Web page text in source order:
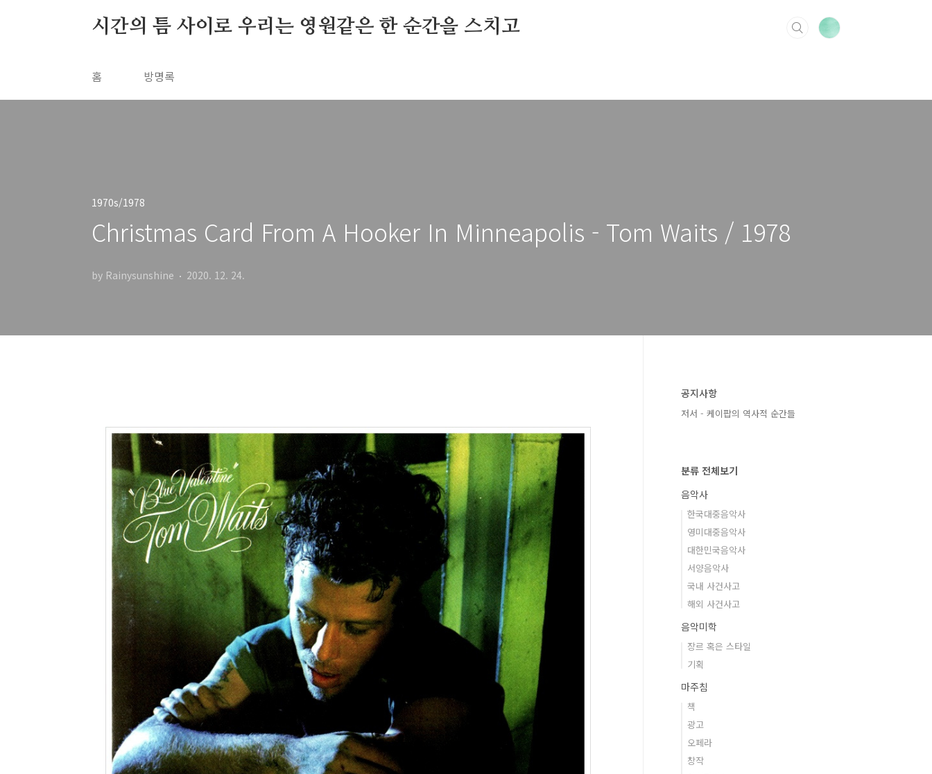
시간의 틈 사이로 우리는 영원같은 한 순간을 스치고
홈 방명록
1970s/1978
Christmas Card From A Hooker In Minneapolis - Tom Waits / 1978
by Rainysunshine 2020. 12. 24.
공지사항
저서 - 케이팝의 역사적 순간들
분류 전체보기
음악사
한국대중음악사
영미대중음악사
대한민국음악사
서양음악사
국내 사건사고
해외 사건사고
음악미학
장르 혹은 스타일
기획
마주침
책
광고
오페라
창작